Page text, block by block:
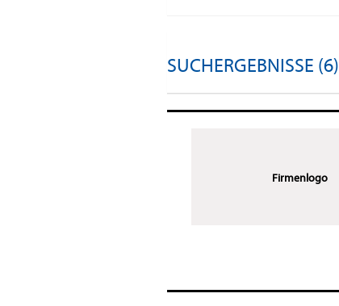
SUCHERGEBNISSE (6)
Firmenlogo